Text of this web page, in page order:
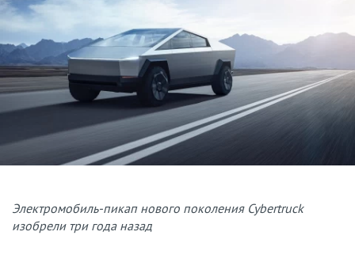
Электромобиль-пикап нового поколения Cybertruck
изобрели три года назад